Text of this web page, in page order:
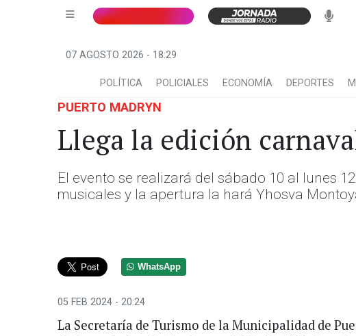
07 AGOSTO 2026 - 18:29
POLÍTICA POLICIALES ECONOMÍA DEPORTES
PUERTO MADRYN
Llega la edición
El evento se realizará del sábado 10 al lunes
musicales y la apertura la hará Yhosva
WhatsApp
05 FEB 2024 - 20:24
La Secretaría de Turismo de la Municipalidad de